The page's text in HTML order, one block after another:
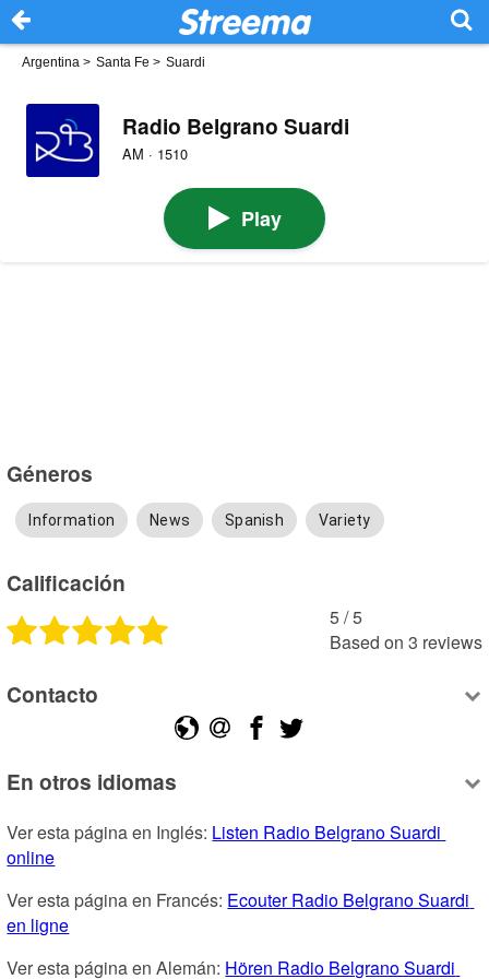
Argentina > Santa Fe > Suardi
Radio Belgrano Suardi
AM · 1510
Play
Géneros
Information News Spanish Variety
Calificación
5 /5
Based on 3 reviews
Contacto
En otros idiomas
Ver esta página en Inglés: Listen Radio Belgrano Suardi
online
Ver esta página en Francés: Ecouter Radio Belgrano Suardi
en ligne
Ver esta página en Alemán: Hören Radio Belgrano Suardi